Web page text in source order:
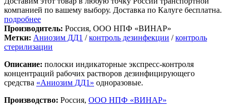
компанией по вашему выбору. Доставка по Калуге бесплатна.
подробнее
Производитель: Россия, ООО НПФ «ВИНАР»
Метки: Аниозим ДД1 /контроль дезинфекции /контроль
стерилизации
Описание: полоски индикаторные экспресс-контроля
концентраций рабочих растворов дезинфицирующего
средства «Аниозим ДД1» одноразовые.
Производство: Россия, ООО НПФ «ВИНАР»